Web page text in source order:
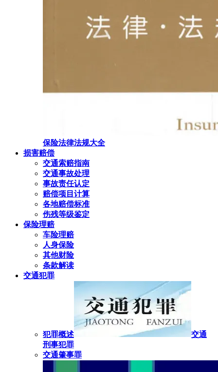
保险法律法规大全
损害赔偿
交通索赔指南
交通事故处理
事故责任认定
赔偿项目计算
各地赔偿标准
伤残等级鉴定
保险理赔
车险理赔
人身保险
其他财险
条款解读
交通犯罪
犯罪概述
交通
刑事犯罪
交通肇事罪